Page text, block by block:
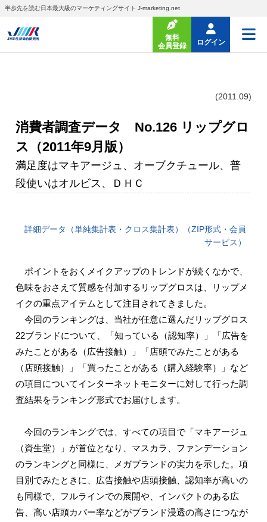
半歩先を読む日本最大級のマーケティングサイト J-marketing.net
無料
会員登録
ログイン
(2011.09)
消費者調査データ No.126 リップグロ
ス（2011年9月版）
満足度はマキアージュ、オーブクチュール、普
段使いはオルビス、ＤＨＣ
詳細データ（単純集計表・クロス集計表）（ZIP形式・会員
サービス）
ポイントをおくメイクアップのトレンドが続くなかで、
色味をおさえて質感を付加するリップグロスは、リップメ
イクの重点アイテムとして注目されてきました。
今回のランキングは、当社が任意に選んだリップグロス
22ブランドについて、「知っている（認知率）」「広告を
みたことがある（広告接触）」「店頭でみたことがある
（店頭接触）」「買ったことがある（購入経験率）」など
の項目についてインターネットモニターに対して行った調
査結果をランキング形式でお届けします。
今回のランキングでは、すべての項目で「マキアージュ
（資生堂）」が首位となり、マスカラ、ファンデーション
のランキングと同様に、メガブランドの実力を示した。項
目別でみたときに、広告接触や店頭接触、認知率が高いの
も同様で、フルラインでの展開や、インパクトのある広
告、高い店頭カバー率などがブランド浸透の高さにつなが